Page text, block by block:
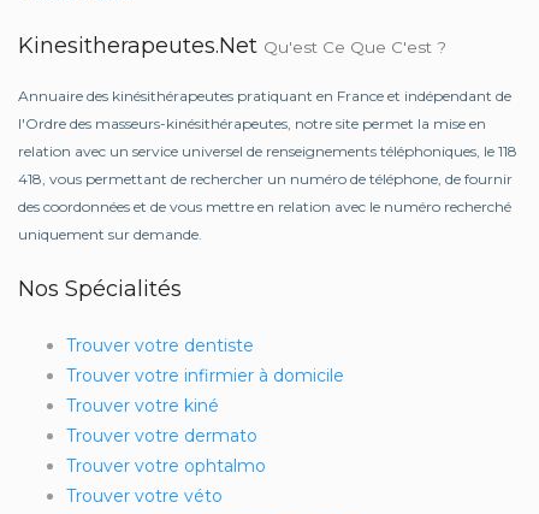
Kinesitherapeutes.net Qu'est Ce Que C'est ?
Annuaire des kinésithérapeutes pratiquant en France et indépendant de
l'Ordre des masseurs-kinésithérapeutes, notre site permet la mise en
relation avec un service universel de renseignements téléphoniques, le 118
418, vous permettant de rechercher un numéro de téléphone, de fournir
des coordonnées et de vous mettre en relation avec le numéro recherché
uniquement sur demande.
Nos Spécialités
Trouver votre dentiste
Trouver votre infirmier à domicile
Trouver votre kiné
Trouver votre dermato
Trouver votre ophtalmo
Trouver votre véto